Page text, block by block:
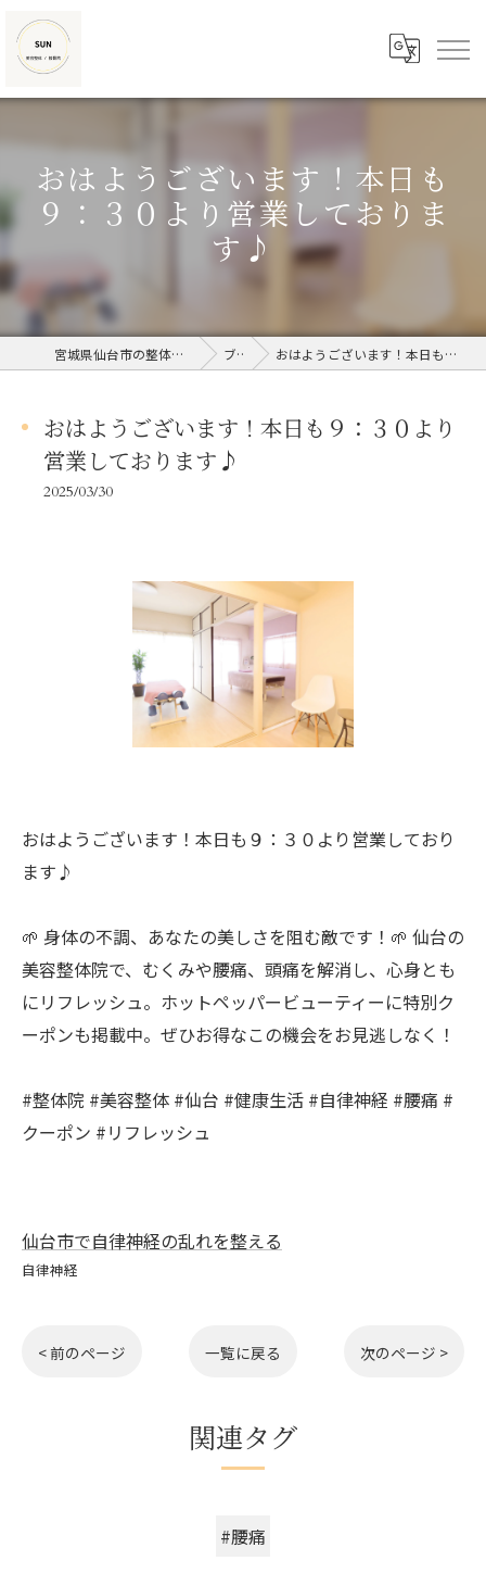
おはようございます！本日も
９：３０より営業しておりま
す♪
宮城県仙台市の整体なら美容整体/接骨院SUN ブログ おはようございます！本日も９：３０より営業しております♪
おはようございます！本日も９：３０より
営業しております♪
2025/03/30
おはようございます！本日も９：３０より営業しており
ます♪
🌱 身体の不調、あなたの美しさを阻む敵です！🌱 仙台の
美容整体院で、むくみや腰痛、頭痛を解消し、心身とも
にリフレッシュ。ホットペッパービューティーに特別ク
ーポンも掲載中。ぜひお得なこの機会をお見逃しなく！
#整体院 #美容整体 #仙台 #健康生活 #自律神経 #腰痛 #
クーポン #リフレッシュ
仙台市で自律神経の乱れを整える
自律神経
< 前のページ 一覧に戻る 次のページ >
関連タグ
#腰痛